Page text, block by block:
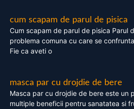
cum scapam de parul de pisica
Cum scapam de parul de pisica Parul
problema comuna cu care se
Fie ca aveti o
masca par cu drojdie de bere
Masca par cu drojdie de bere este un
multiple beneficii pentru sanatatea si